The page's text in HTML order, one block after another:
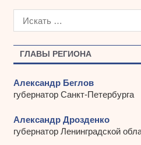
ГЛАВЫ РЕГИОНА
Александр Беглов
губернатор Санкт-Петербурга
Александр Дрозденко
губернатор Ленинградской
х
ы